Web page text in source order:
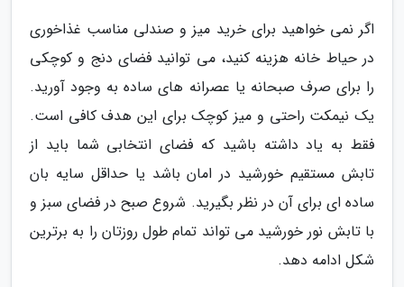
اگر نمی خواهید برای خرید میز و صندلی مناسب غذاخوری
در حیاط خانه هزینه کنید، می توانید فضای دنج و کوچکی
را برای صرف صبحانه یا عصرانه های ساده به وجود آورید.
یک نیمکت راحتی و میز کوچک برای این هدف کافی است.
فقط به یاد داشته باشید که فضای انتخابی شما باید از
تابش مستقیم خورشید در امان باشد یا حداقل سایه بان
ساده ای برای آن در نظر بگیرید. شروع صبح در فضای سبز و
با تابش نور خورشید می تواند تمام طول روزتان را به برترین
شکل ادامه دهد.